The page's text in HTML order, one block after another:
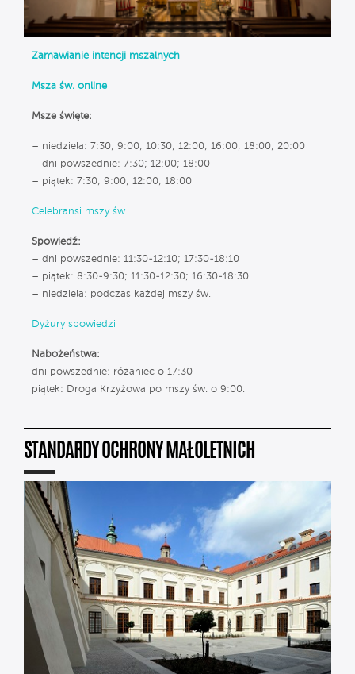
Zamawianie intencji mszalnych
Msza św. online
Msze święte:
– niedziela: 7:30; 9:00; 10:30; 12:00; 16:00; 18:00; 20:00
– dni powszednie: 7:30; 12:00; 18:00
– piątek: 7:30; 9:00; 12:00; 18:00
Celebransi mszy św.
Spowiedź:
– dni powszednie: 11:30-12:10; 17:30-18:10
– piątek: 8:30-9:30; 11:30-12:30; 16:30-18:30
– niedziela: podczas każdej mszy św.
Dyżury spowiedzi
Nabożeństwa:
dni powszednie: różaniec o 17:30
piątek: Droga Krzyżowa po mszy św. o 9:00.
STANDARDY OCHRONY MAŁOLETNICH